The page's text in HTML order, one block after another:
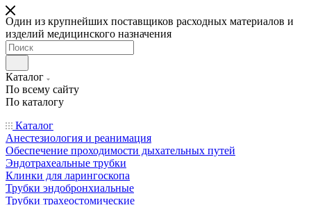
Один из крупнейших поставщиков расходных материалов и
изделий медицинского назначения
Каталог
По всему сайту
По каталогу
Каталог
Анестезиология и реанимация
Обеспечение проходимости дыхательных путей
Эндотрахеальные трубки
Клинки для ларингоскопа
Трубки эндобронхиальные
Трубки трахеостомические